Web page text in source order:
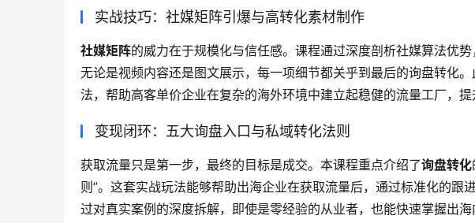
实战技巧：社媒矩阵引爆与高转化素材制作
社媒矩阵的威力在于规模化与信任感。课程通过深度剖析社媒算法优
无论是视频内容还是图文展示，每一项细节都关乎到最后的询盘转化
法，帮助高客单价企业在复杂的海外环境中建立起稳健的流量工厂，提
变现闭环：五大询盘入口与私域转化法则
获取流量只是第一步，最终的目标是成交。本课程重点介绍了询盘转化
则”。这套实战玩法能够帮助出海企业在获取流量后，通过标准化的跟
过对真实案例的深度拆解，即使是零经验的从业者，也能快速掌握出海